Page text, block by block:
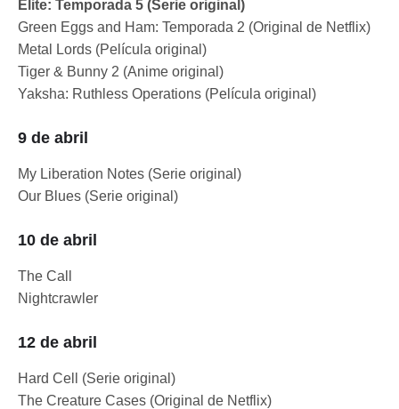
Elite: Temporada 5 (Serie original)
Green Eggs and Ham: Temporada 2 (Original de Netflix)
Metal Lords (Película original)
Tiger & Bunny 2 (Anime original)
Yaksha: Ruthless Operations (Película original)
9 de abril
My Liberation Notes (Serie original)
Our Blues (Serie original)
10 de abril
The Call
Nightcrawler
12 de abril
Hard Cell (Serie original)
The Creature Cases (Original de Netflix)